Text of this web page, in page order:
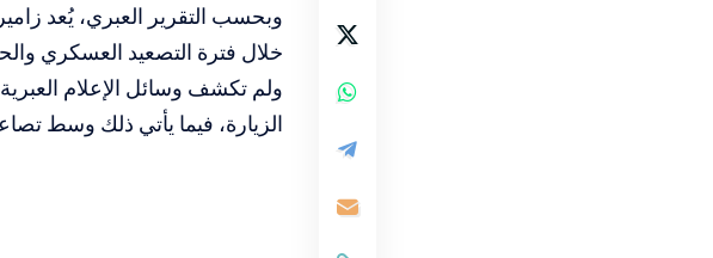
وبحسب التقرير العبري، يُعد زامير
خلال فترة التصعيد العسكري
ولم تكشف وسائل الإعلام
الزيارة، فيما يأتي ذلك وسط